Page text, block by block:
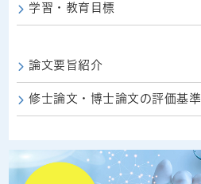
学習・教育目標
論文要旨紹介
修士論文・博士論文の評価基準